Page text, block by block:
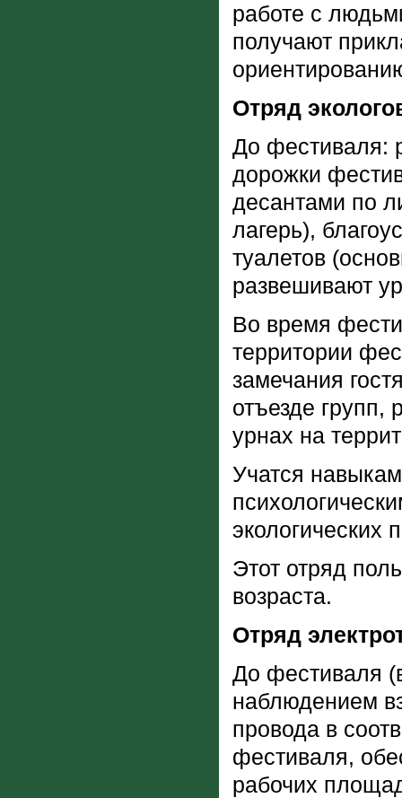
работе с
получают
Отряд
До фестиваля:
дорожки
десантами по
лагерь),
туалетов
развешивают
Во время
территории
замечания
отъезде
урнах на
Учатся
экологических
Этот отряд
возраста.
Отряд
До фестиваля
наблюдением
провода в
фестиваля,
рабочих